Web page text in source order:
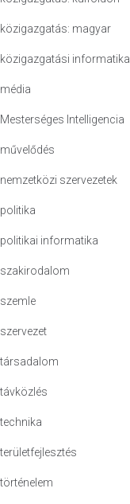
közigazgatás: magyar
közigazgatási informatika
média
Mesterséges Intelligencia
művelődés
nemzetközi szervezetek
politika
politikai informatika
szakirodalom
szemle
szervezet
társadalom
távközlés
technika
területfejlesztés
történelem